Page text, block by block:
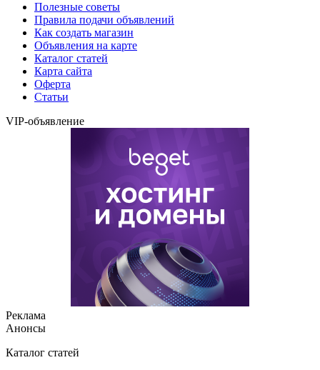
Полезные советы
Правила подачи объявлений
Как создать магазин
Объявления на карте
Каталог статей
Карта сайта
Оферта
Статьи
VIP-объявление
Реклама
Анонсы
Каталог статей